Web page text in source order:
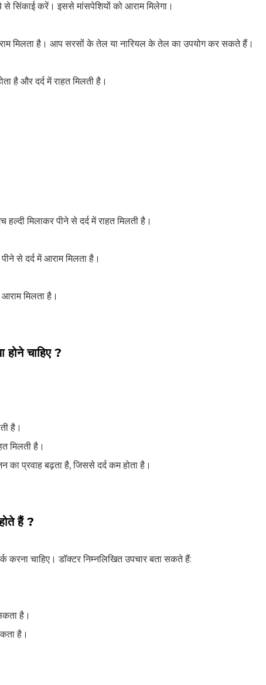
से सिंकाई करें। इससे मांसपेशियों को आराम मिलेगा।
मिलता है। आप सरसों के तेल या नारियल के तेल का उपयोग कर सकते हैं।
है और दर्द में राहत मिलती है।
मिलाकर पीने से दर्द में राहत मिलती है।
से दर्द में आराम मिलता है।
मिलता है।
होने चाहिए ?
है।
मिलती है।
प्रवाह बढ़ता है, जिससे दर्द कम होता है।
हैं ?
करना चाहिए। डॉक्टर निम्नलिखित उपचार बता सकते हैं:
है।
है।